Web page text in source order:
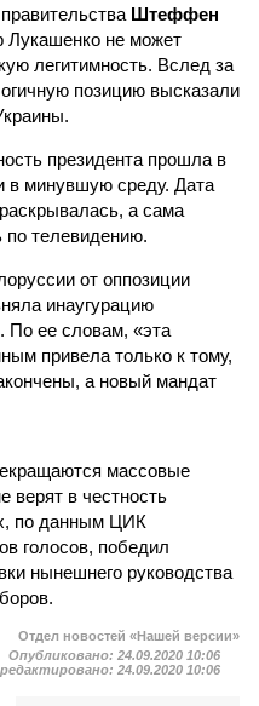
Штеффен
Лукашенко не может
легитимность. Вслед за
позицию высказали
президента прошла в
в минувшую среду. Дата
а сама
по телевидению.
от оппозиции
инаугурацию
По ее словам, «эта
привела только к тому,
а новый мандат
массовые
верят в честность
по данным ЦИК
голосов, победил
нынешнего руководства
Отдел новостей «Нашей версии»
Опубликовано: 24.09.2020 10:06
24.09.2020 10:06